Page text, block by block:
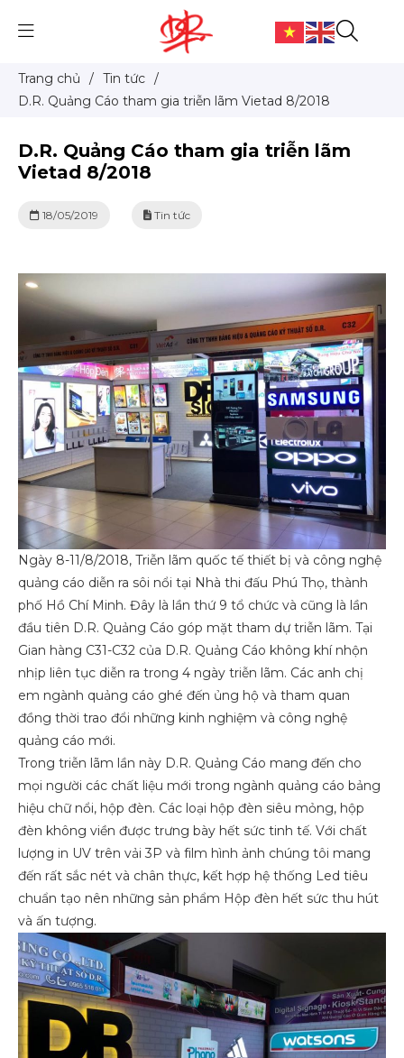
Trang chủ / Tin tức /
D.R. Quảng Cáo tham gia triễn lãm Vietad 8/2018
D.R. Quảng Cáo tham gia triễn lãm
Vietad 8/2018
18/05/2019 Tin tức
Ngày 8-11/8/2018, Triễn lãm quốc tế thiết bị và công nghệ
quảng cáo diễn ra sôi nổi tại Nhà thi đấu Phú Thọ, thành
phố Hồ Chí Minh. Đây là lần thứ 9 tổ chức và cũng là lần
đầu tiên D.R. Quảng Cáo góp mặt tham dự triễn lãm. Tại
Gian hàng C31-C32 của D.R. Quảng Cáo không khí nhộn
nhịp liên tục diễn ra trong 4 ngày triễn lãm. Các anh chị
em ngành quảng cáo ghé đến ủng hộ và tham quan
đồng thời trao đổi những kinh nghiệm và công nghệ
quảng cáo mới.
Trong triễn lãm lần này D.R. Quảng Cáo mang đến cho
mọi người các chất liệu mới trong ngành quảng cáo bảng
hiệu chữ nổi, hộp đèn. Các loại hộp đèn siêu mỏng, hộp
đèn không viền được trưng bày hết sức tinh tế. Với chất
lượng in UV trên vải 3P và film hình ảnh chúng tôi mang
đến rất sắc nét và chân thực, kết hợp hệ thống Led tiêu
chuẩn tạo nên những sản phẩm Hộp đèn hết sức thu hút
và ấn tượng.